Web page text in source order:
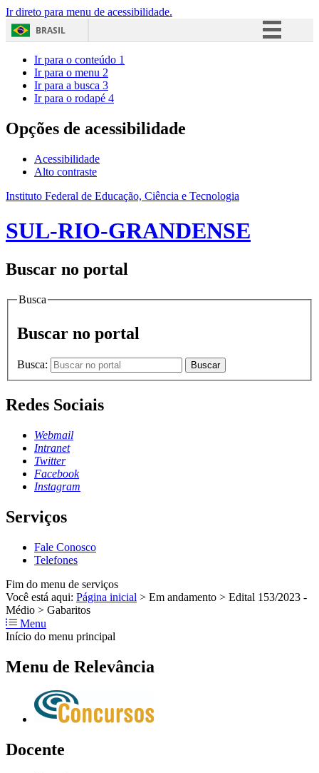
Ir direto para menu de acessibilidade.
BRASIL
Acesso à informação
Ir para o conteúdo 1
Ir para o menu 2
Ir para a busca 3
Ir para o rodapé 4
Opções de acessibilidade
Acessibilidade
Alto contraste
Instituto Federal de Educação, Ciência e Tecnologia
SUL-RIO-GRANDENSE
Buscar no portal
Busca
Buscar no portal
Busca: Buscar
Redes Sociais
Webmail
Intranet
Twitter
Facebook
Instagram
Serviços
Fale Conosco
Telefones
Fim do menu de serviços
Você está aqui: Página inicial > Em andamento > Edital 153/2023 -
Médio > Gabaritos
Menu
Início do menu principal
Menu de Relevância
Docente